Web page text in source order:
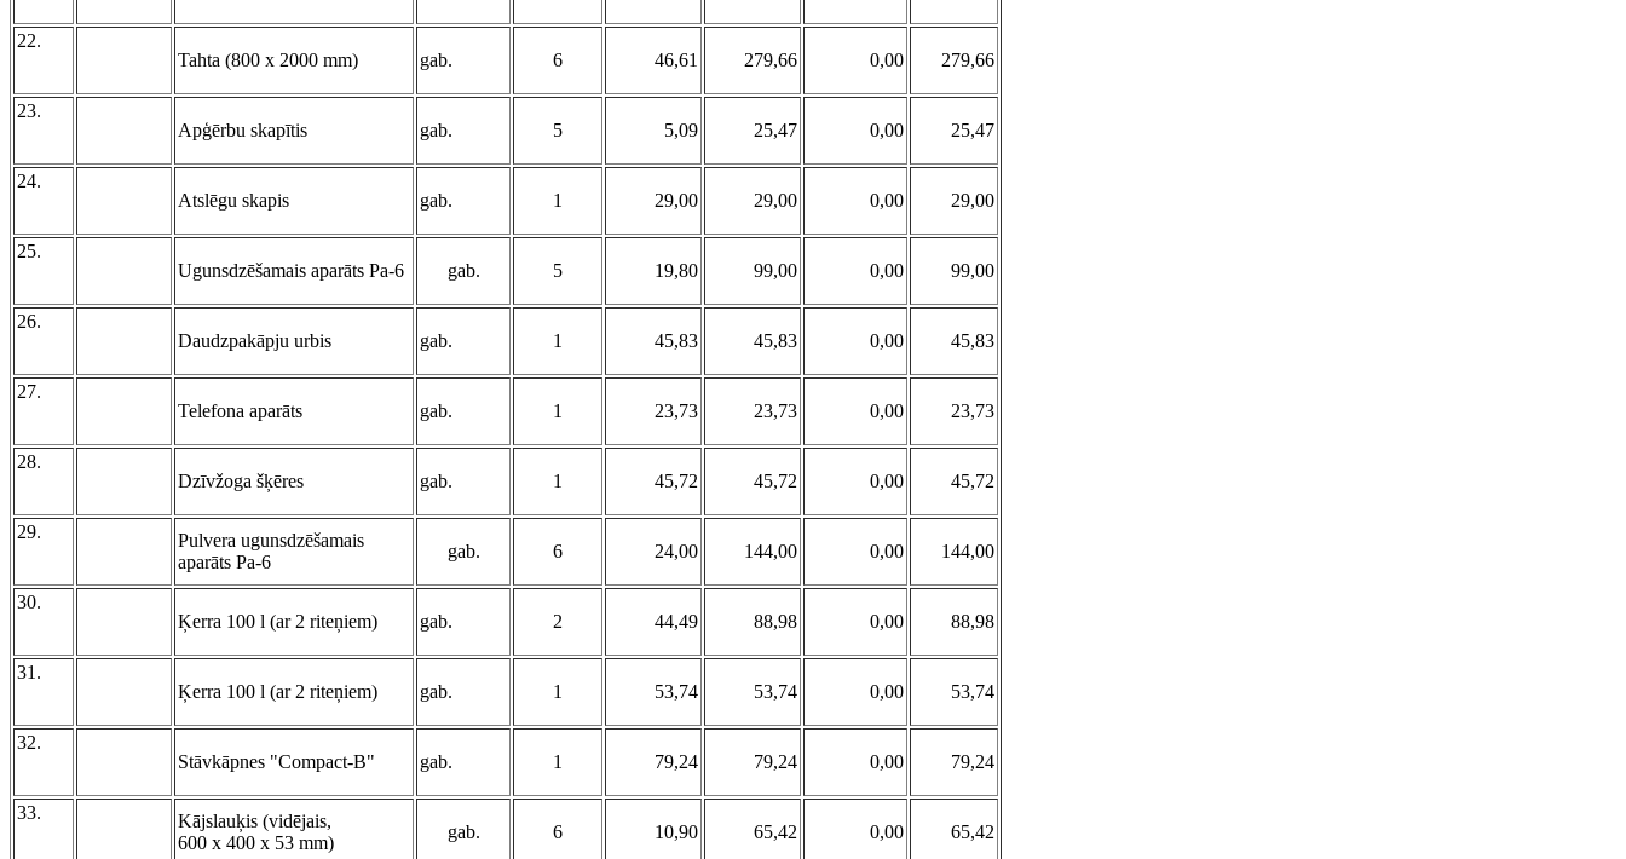
22.
Tahta (800 x 2000 mm)
gab. 6 46,61 279,66 0,00 279,66
23.
Apģērbu skapītis
gab. 5 5,09 25,47 0,00 25,47
24.
Atslēgu skapis
gab. 1 29,00 29,00 0,00 29,00
25.
Ugunsdzēšamais aparāts Pa-6
gab. 5 19,80 99,00 0,00 99,00
26.
Daudzpakāpju urbis
gab. 1 45,83 45,83 0,00 45,83
27.
Telefona aparāts
gab. 1 23,73 23,73 0,00 23,73
28.
Dzīvžoga šķēres
gab. 1 45,72 45,72 0,00 45,72
29.
Pulvera ugunsdzēšamais
aparāts Pa-6
gab. 6 24,00 144,00 0,00 144,00
30.
Ķerra 100 l (ar 2 riteņiem)
gab. 2 44,49 88,98 0,00 88,98
31.
Ķerra 100 l (ar 2 riteņiem)
gab. 1 53,74 53,74 0,00 53,74
32.
Stāvkāpnes "Compact-B"
gab. 1 79,24 79,24 0,00 79,24
33.
Kājslauķis (vidējais,
600 x 400 x 53 mm)
gab. 6 10,90 65,42 0,00 65,42